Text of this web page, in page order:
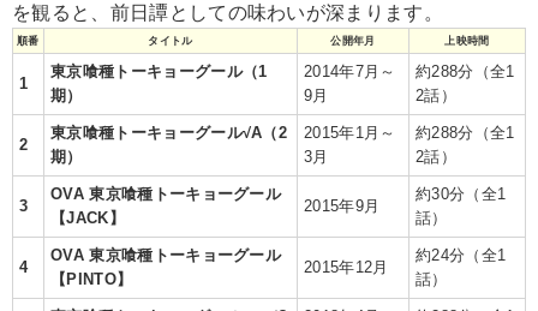
を観ると、前日譚としての味わいが深まります。
順番 タイトル 公開年月 上映時間
1
東京喰種トーキョーグール（1
期）
2014年7月～
9月
約288分（全1
2話）
2
東京喰種トーキョーグール√A（2
期）
2015年1月～
3月
約288分（全1
2話）
3
OVA 東京喰種トーキョーグール
【JACK】
2015年9月
約30分（全1
話）
4
OVA 東京喰種トーキョーグール
【PINTO】
2015年12月
約24分（全1
話）